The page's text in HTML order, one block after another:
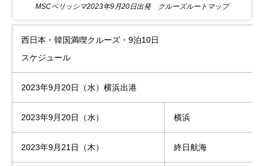
MSCベリッシマ2023年9月20日出発 クルーズルートマップ
西日本・韓国満喫クルーズ・9泊10日
スケジュール
2023年9月20日（水）横浜出港
2023年9月20日（水） 横浜
2023年9月21日（木） 終日航海